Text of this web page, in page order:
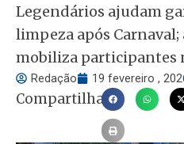
Legendários ajudam
limpeza após
mobiliza participantes
Redação 19 fevereiro ,
Compartilhar